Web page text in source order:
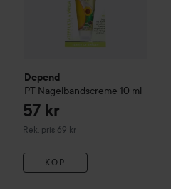
Depend
PT Nagelbandscreme 10 ml
57 kr
Rek. pris 69 kr
Rekommenderat pris 69 kr
KÖP